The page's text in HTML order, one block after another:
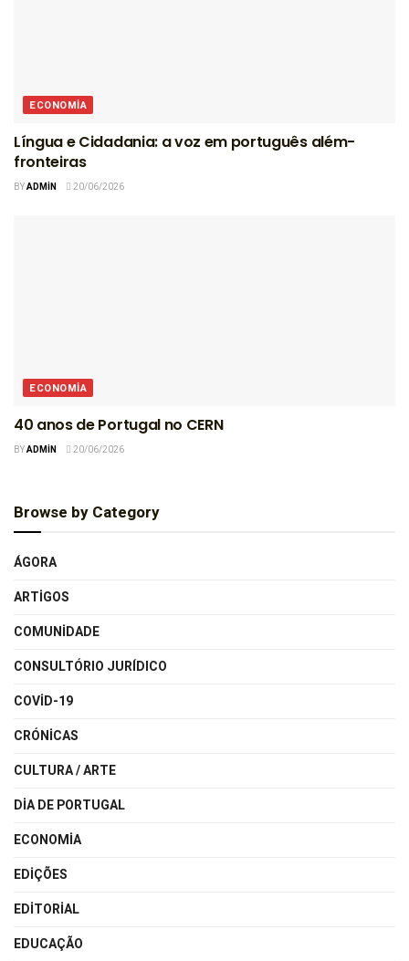
ECONOMIA
Língua e Cidadania: a voz em português além-
fronteiras
BYADMIN 20/06/2026
ECONOMIA
40 anos de Portugal no CERN
BYADMIN 20/06/2026
Browse by Category
ÁGORA
ARTIGOS
COMUNIDADE
CONSULTÓRIO JURÍDICO
COVID-19
CRÓNICAS
CULTURA / ARTE
DIA DE PORTUGAL
ECONOMIA
EDIÇÕES
EDITORIAL
EDUCAÇÃO